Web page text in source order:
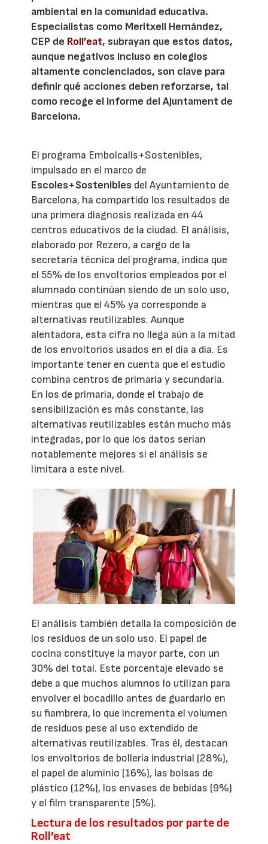
ambiental en la comunidad educativa.
Especialistas como Meritxell Hernández,
CEP de Roll’eat, subrayan que estos datos,
aunque negativos incluso en colegios
altamente concienciados, son clave para
definir qué acciones deben reforzarse, tal
como recoge el informe del Ajuntament de
Barcelona.
El programa Embolcalls+Sostenibles,
impulsado en el marco de
Escoles+Sostenibles del Ayuntamiento de
Barcelona, ha compartido los resultados de
una primera diagnosis realizada en 44
centros educativos de la ciudad. El análisis,
elaborado por Rezero, a cargo de la
secretaría técnica del programa, indica que
el 55% de los envoltorios empleados por el
alumnado continúan siendo de un solo uso,
mientras que el 45% ya corresponde a
alternativas reutilizables. Aunque
alentadora, esta cifra no llega aún a la mitad
de los envoltorios usados en el día a día. Es
importante tener en cuenta que el estudio
combina centros de primaria y secundaria.
En los de primaria, donde el trabajo de
sensibilización es más constante, las
alternativas reutilizables están mucho más
integradas, por lo que los datos serían
notablemente mejores si el análisis se
limitara a este nivel.
El análisis también detalla la composición de
los residuos de un solo uso. El papel de
cocina constituye la mayor parte, con un
30% del total. Este porcentaje elevado se
debe a que muchos alumnos lo utilizan para
envolver el bocadillo antes de guardarlo en
su fiambrera, lo que incrementa el volumen
de residuos pese al uso extendido de
alternativas reutilizables. Tras él, destacan
los envoltorios de bollería industrial (28%),
el papel de aluminio (16%), las bolsas de
plástico (12%), los envases de bebidas (9%)
y el film transparente (5%).
Lectura de los resultados por parte de
Roll’eat